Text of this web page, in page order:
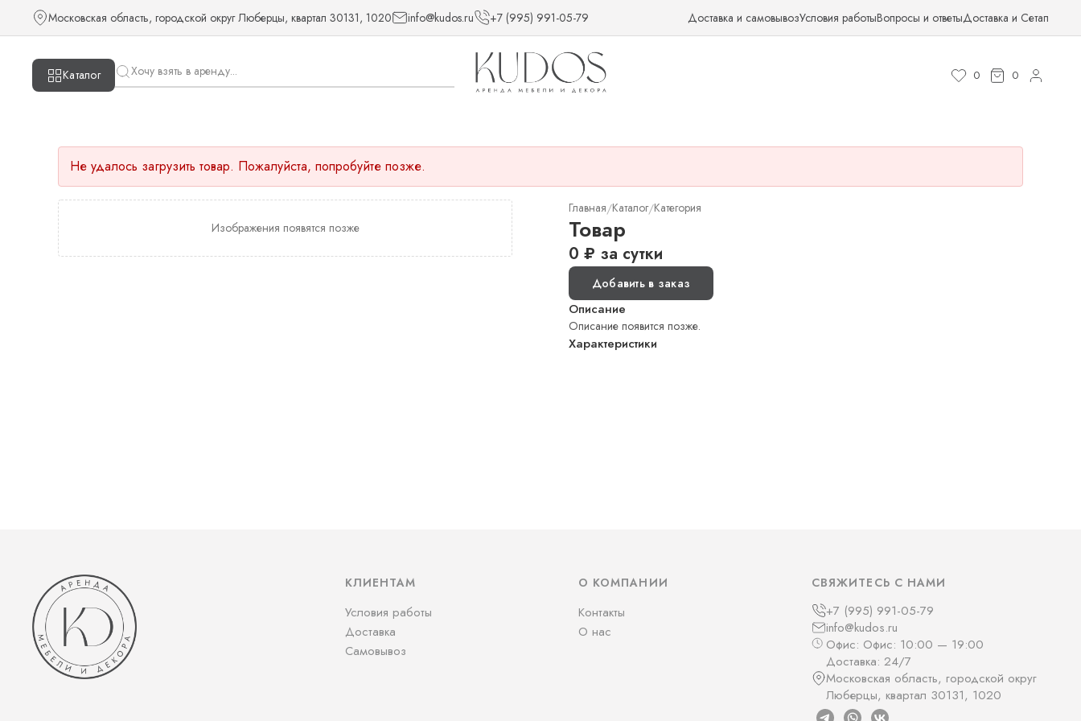
Московская область, городской округ Люберцы, квартал 30131, 1020 info@kudos.ru +7 (995) 991-05-79 Доставка и самовывозУсловия работыВопросы и ответыДоставка и Сетап
Каталог 0 0
Не удалось загрузить товар. Пожалуйста, попробуйте позже.
Изображения появятся позже
Главная/Каталог/Категория
Товар
0 ₽ за сутки
Добавить в заказ
Описание
Описание появится позже.
Характеристики
КЛИЕНТАМ
Условия работы
Доставка
Самовывоз
О КОМПАНИИ
Контакты
О нас
СВЯЖИТЕСЬ С НАМИ
+7 (995) 991-05-79
info@kudos.ru
Офис: Офис: 10:00 — 19:00
Доставка: 24/7
Московская область, городской округ
Люберцы, квартал 30131, 1020